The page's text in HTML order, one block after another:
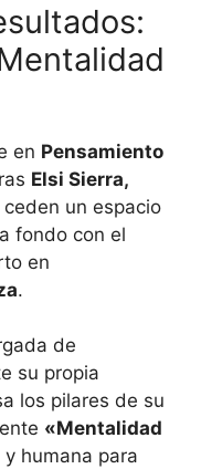
en Pensamiento
Elsi Sierra,
ceden un espacio
fondo con el
en
.
de
su propia
los pilares de su
«Mentalidad
humana para